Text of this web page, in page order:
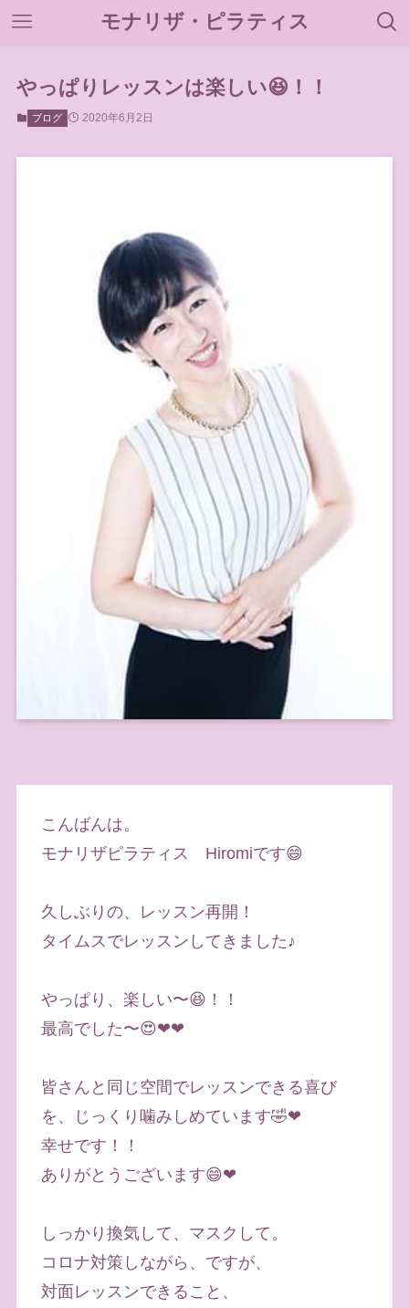
モナリザ・ピラティス
やっぱりレッスンは楽しい😆！！
ブログ 2020年6月2日
こんばんは。
モナリザピラティス Hiromiです😄
久しぶりの、レッスン再開！
タイムスでレッスンしてきました♪
やっぱり、楽しい〜😆！！
最高でした〜😍❤❤
皆さんと同じ空間でレッスンできる喜び
を、じっくり噛みしめています🤣❤
幸せです！！
ありがとうございます😄❤
しっかり換気して、マスクして。
コロナ対策しながら、ですが、
対面レッスンできること、